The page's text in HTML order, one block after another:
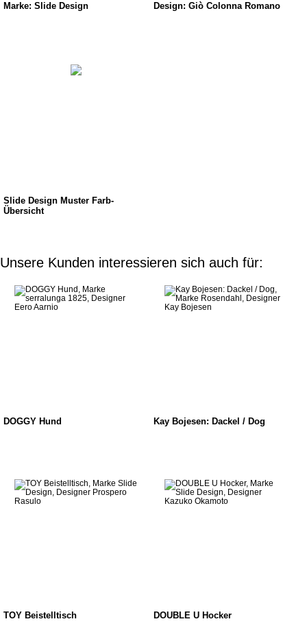
Marke: Slide Design Design: Giò Colonna Romano
Slide Design Muster Farb-
Übersicht
Unsere Kunden interessieren sich auch für:
DOGGY Hund Kay Bojesen: Dackel / Dog
TOY Beistelltisch DOUBLE U Hocker